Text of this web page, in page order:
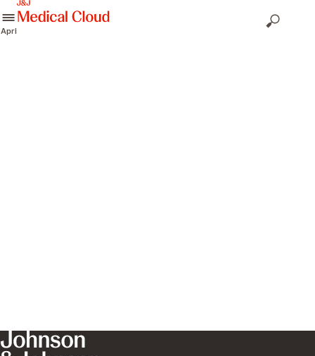
Apri